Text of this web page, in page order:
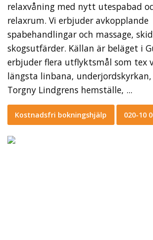
relaxvåning med nytt utespabad
relaxrum. Vi erbjuder avkopplande
spabehandlingar och massage,
skogsutfärder. Källan är beläget i
erbjuder flera utflyktsmål som tex
längsta linbana,
Torgny Lindgrens hemställe, ...
Kostnadsfri bokningshjälp 020-10